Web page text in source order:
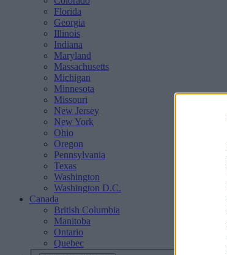
Florida
Georgia
Illinois
Indiana
Maryland
Massachusetts
Michigan
Minnesota
Missouri
New Jersey
New York
Ohio
Oregon
Pennsylvania
Texas
Washington
Washington D.C.
Canada
British Columbia
Manitoba
Ontario
Quebec